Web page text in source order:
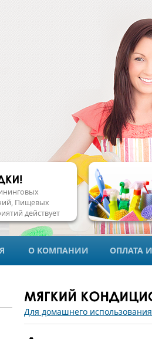
Пищевых
действует
скидок!
О КОМПАНИИ ОПЛАТА
Для домашнего использования